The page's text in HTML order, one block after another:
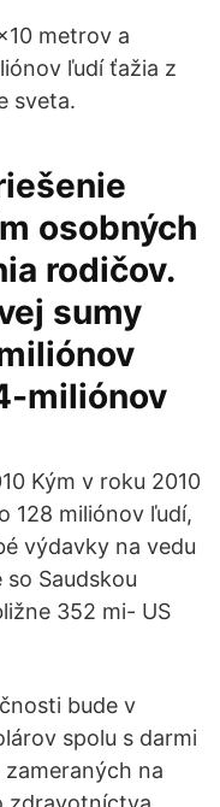
metrov a
ľudí ťažia z
sveta.
osobných
rodičov.
sumy
miliónov
Kým v roku 2010
128 miliónov ľudí,
výdavky na vedu
Saudskou
352 mi- US
bude v
spolu s darmi
na